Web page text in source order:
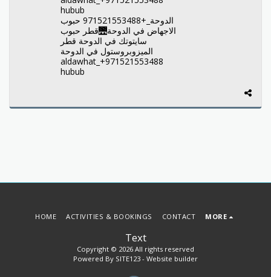
hubub
الدوحة_+971521553488 حبوب
الاجهاض في الدوحة🌉قطر حبوب
سايتوتك في الدوحة قطر
الميزوبروستول في الدوحة
aldawhat_+971521553488
hubub
Text
Copyright © 2026 All rights reserved
Powered By SITE123 - Website builder
HOME ACTIVITIES & BOOKINGS CONTACT MORE